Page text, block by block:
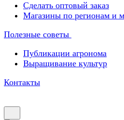
Сделать оптовый заказ
Магазины по регионам и
Полезные советы
Публикации агронома
Выращивание культур
Контакты